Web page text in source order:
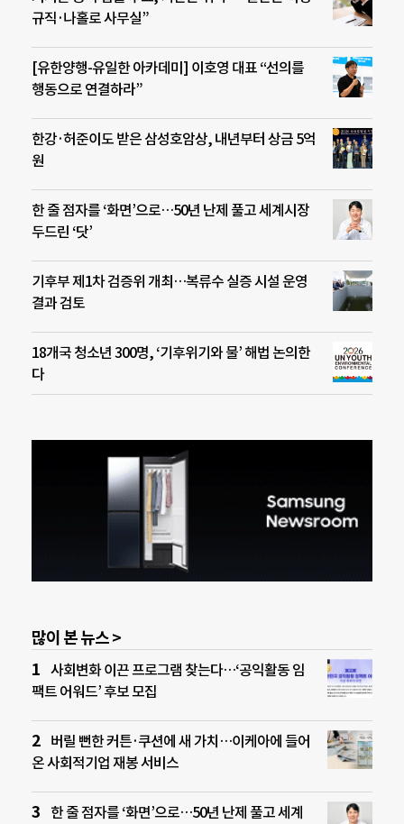
규직·나홀로 사무실”
[유한양행-유일한 아카데미] 이호영 대표 “선의를
행동으로 연결하라”
한강·허준이도 받은 삼성호암상, 내년부터 상금 5억
원
한 줄 점자를 ‘화면’으로…50년 난제 풀고 세계시장
두드린 ‘닷’
기후부 제1차 검증위 개최…복류수 실증 시설 운영
결과 검토
18개국 청소년 300명, ‘기후위기와 물’ 해법 논의한
다
많이 본 뉴스 >
사회변화 이끈 프로그램 찾는다…‘공익활동 임
팩트 어워드’ 후보 모집
버릴 뻔한 커튼·쿠션에 새 가치…이케아에 들어
온 사회적기업 재봉 서비스
한 줄 점자를 ‘화면’으로…50년 난제 풀고 세계